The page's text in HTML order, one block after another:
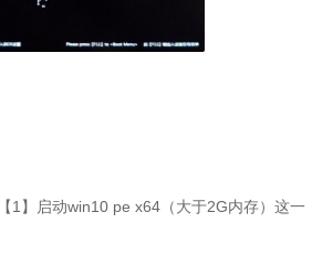
1 】启动win10 pe x64 （大于2G内存）这一